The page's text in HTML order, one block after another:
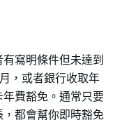
寫明條件但未達到
，或者銀行收取年
費豁免。通常只要
都會幫你即時豁免